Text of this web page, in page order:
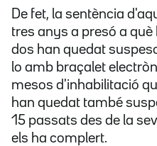
De fet, la sentència
tres anys a presó a
dos han quedat
lo amb braçalet
mesos d'inhabilitació
han quedat també
15 passats des de la
els ha complert.